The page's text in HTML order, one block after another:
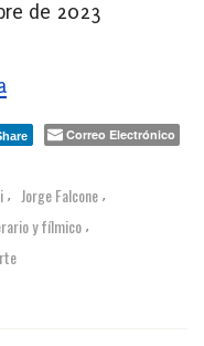
de 2023
Correo Electrónico
, Jorge Falcone ,
y fílmico ,